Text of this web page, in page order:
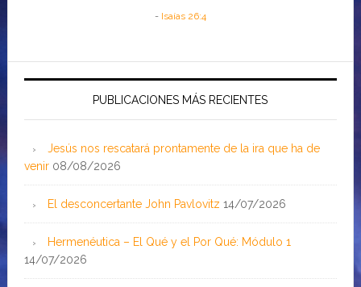
- Isaías 26:4
PUBLICACIONES MÁS RECIENTES
Jesús nos rescatará prontamente de la ira que ha de
venir 08/08/2026
El desconcertante John Pavlovitz 14/07/2026
Hermenéutica – El Qué y el Por Qué: Módulo 1
14/07/2026